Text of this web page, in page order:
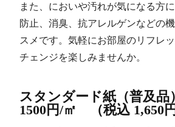
また、においや汚れが気になる方
防止、消臭、抗アレルゲンなどの
スメです。気軽にお部屋のリフレ
チェンジを楽しみませんか。
スタンダード紙（普及
1500円/㎡ （税込 1,650円